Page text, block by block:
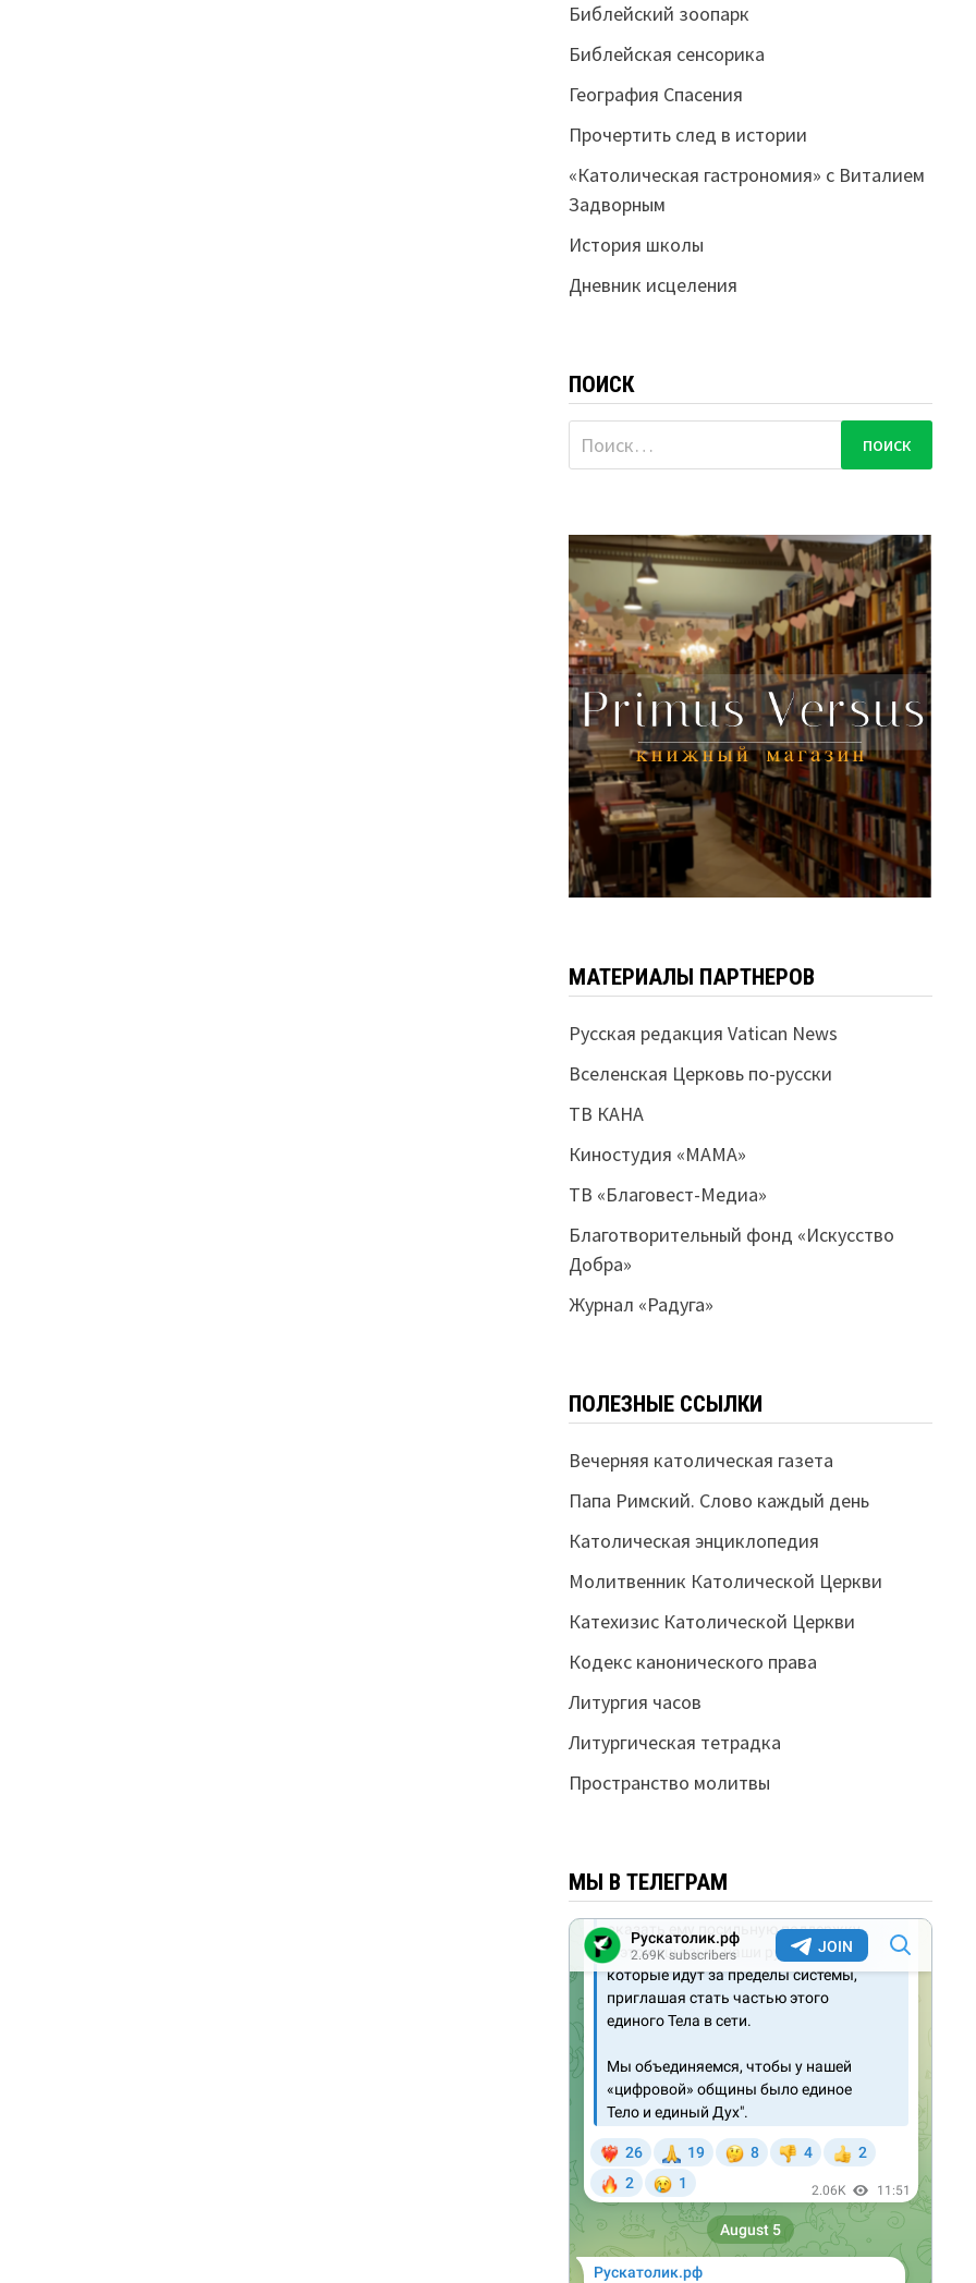
Библейский зоопарк
Библейская сенсорика
География Спасения
Прочертить след в истории
«Католическая гастрономия» с Виталием
Задворным
История школы
Дневник исцеления
ПОИСК
Найти:
МАТЕРИАЛЫ ПАРТНЕРОВ
Русская редакция Vatican News
Вселенская Церковь по-русски
ТВ КАНА
Киностудия «МАМА»
ТВ «Благовест-Медиа»
Благотворительный фонд «Искусство
Добра»
Журнал «Радуга»
ПОЛЕЗНЫЕ ССЫЛКИ
Вечерняя католическая газета
Папа Римский. Слово каждый день
Католическая энциклопедия
Молитвенник Католической Церкви
Катехизис Католической Церкви
Кодекс канонического права
Литургия часов
Литургическая тетрадка
Пространство молитвы
МЫ В ТЕЛЕГРАМ